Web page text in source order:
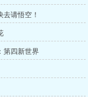
请悟空！
第四新世界